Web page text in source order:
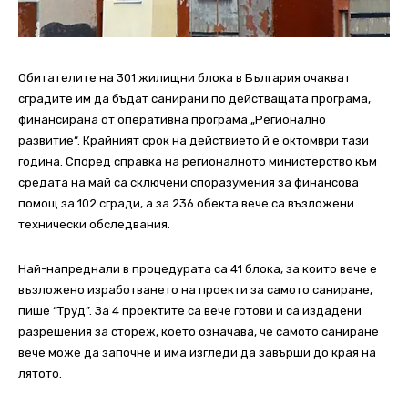
Обитателите на 301 жилищни блока в България очакват
сградите им да бъдат санирани по действащата програма,
финансирана от оперативна програма „Регионално
развитие“. Крайният срок на действието й е октомври тази
година. Според справка на регионалното министерство към
средата на май са сключени споразумения за финансова
помощ за 102 сгради, а за 236 обекта вече са възложени
технически обследвания.
Най-напреднали в процедурата са 41 блока, за които вече е
възложено изработването на проекти за самото саниране,
пише “Труд”. За 4 проектите са вече готови и са издадени
разрешения за стореж, което означава, че самото саниране
вече може да започне и има изгледи да завърши до края на
лятото.